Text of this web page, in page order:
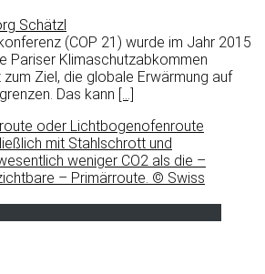
Schätzl
(COP 21) wurde im Jahr 2015
Pariser Klimaschutzabkommen
Ziel, die globale Erwärmung auf
Das kann […]